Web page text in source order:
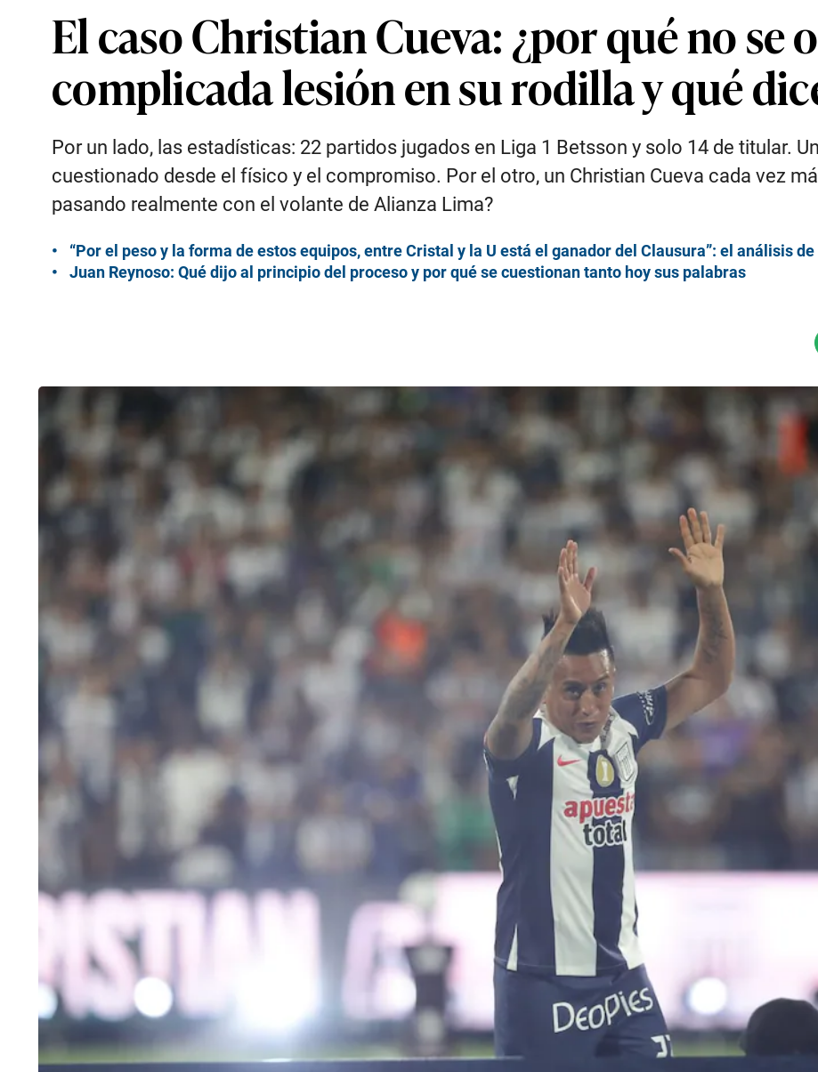
El caso Christian Cueva: ¿por qué no se
complicada lesión en su rodilla y qué
Por un lado, las estadísticas: 22 partidos jugados en Liga 1 Betsson y solo 14 de titular.
cuestionado desde el físico y el compromiso. Por el otro, un Christian Cueva cada vez
pasando realmente con el volante de Alianza Lima?
“Por el peso y la forma de estos equipos, entre Cristal y la U está el ganador del Clausura”: el análisis
Juan Reynoso: Qué dijo al principio del proceso y por qué se cuestionan tanto hoy sus palabras